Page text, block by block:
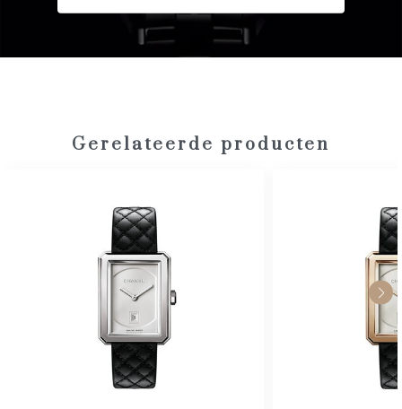
Vlindersluiting
Gerelateerde producten